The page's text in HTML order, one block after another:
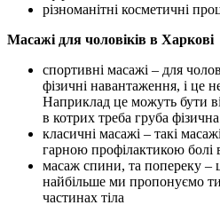
різноманітні косметичні
Масажі для чоловіків в Харкові
спортивні масажі – для
фізичні навантаження, і це
Наприклад це можуть бути
в котрих треба груба
класичні масажі – такі
гарною профілактикою болі
масаж спини, та попереку –
найбільше ми пропонуємо
частинах тіла